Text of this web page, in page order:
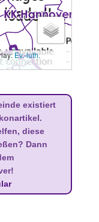
Ev.-luth.
existiert
diese
Dann